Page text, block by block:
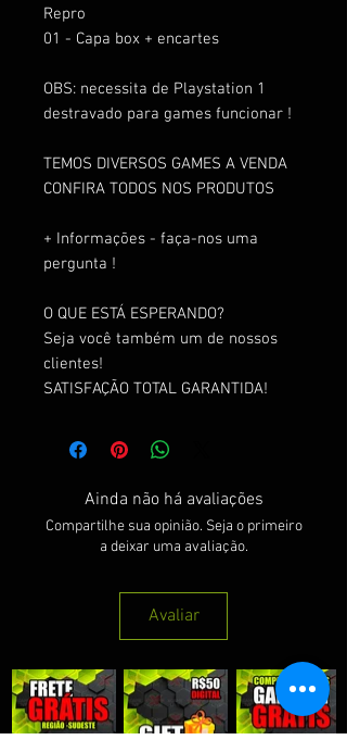
Repro
01 - Capa box + encartes
OBS: necessita de Playstation 1
destravado para games funcionar !
TEMOS DIVERSOS GAMES A VENDA
CONFIRA TODOS NOS PRODUTOS
+ Informações - faça-nos uma
pergunta !
O QUE ESTÁ ESPERANDO?
Seja você também um de nossos
clientes!
SATISFAÇÃO TOTAL GARANTIDA!
Ainda não há avaliações
Compartilhe sua opinião. Seja o primeiro
a deixar uma avaliação.
Avaliar